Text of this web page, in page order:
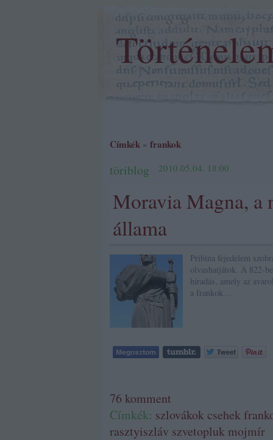
Címkék » frankok
töriblog 2010.05.04. 18:00
Moravia Magna, a
állama
Pribina fejedelem
olvashatjátok. A 822-
híradás, amely az
a frankok…
76 komment
Címkék: szlovákokcsehek
rasztyiszláv szvetopluk mojmír